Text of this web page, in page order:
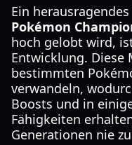
Ein
Pokémon
hoch gelobt wird,
Entwicklung. Diese
bestimmten
verwandeln,
Boosts und in
Fähigkeiten
Generationen nie